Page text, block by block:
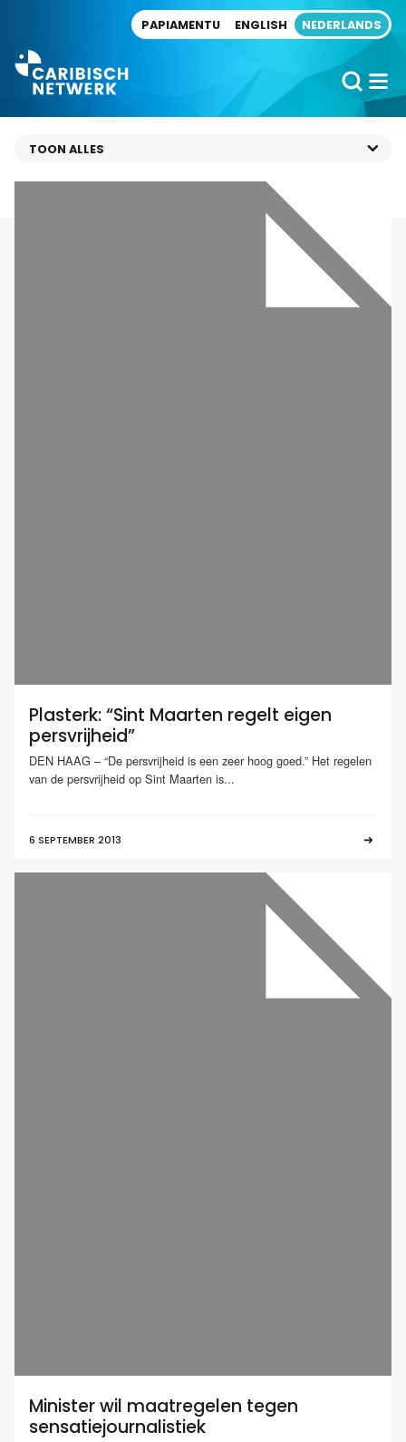
PAPIAMENTU ENGLISH NEDERLANDS
Plasterk: “Sint Maarten regelt eigen
persvrijheid”
DEN HAAG – “De persvrijheid is een zeer hoog goed.” Het regelen
van de persvrijheid op Sint Maarten is...
6 SEPTEMBER 2013
Minister wil maatregelen tegen
sensatiejournalistiek